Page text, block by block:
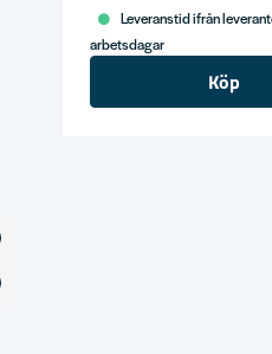
Leveranstid ifrån
arbetsdagar
Köp